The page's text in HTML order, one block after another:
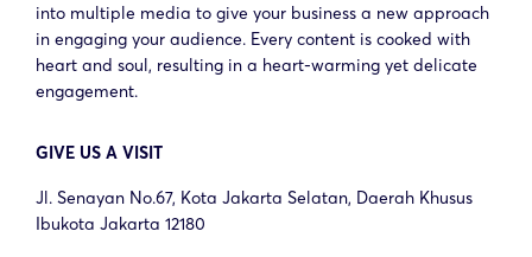
into multiple media to give your business a new approach
in engaging your audience. Every content is cooked with
heart and soul, resulting in a heart-warming yet delicate
engagement.
GIVE US A VISIT
Jl. Senayan No.67, Kota Jakarta Selatan, Daerah Khusus
Ibukota Jakarta 12180